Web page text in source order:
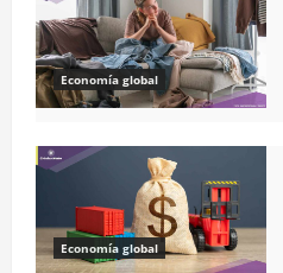
Economía global
Economía global